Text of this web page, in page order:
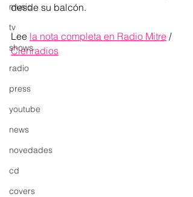
music
tv
shows
radio
press
youtube
news
novedades
cd
covers
desde su balcón.
Lee la nota completa en Radio Mitre /
Cienradios